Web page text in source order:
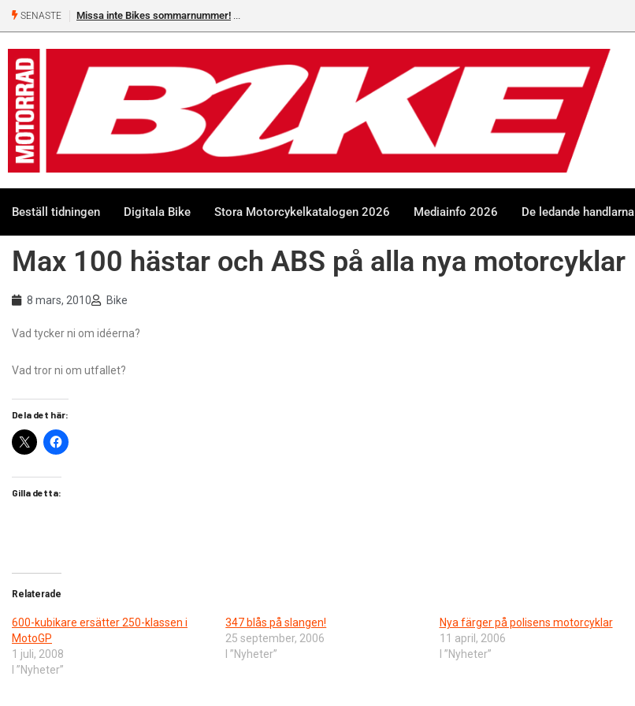
SENASTE Missa inte Bikes sommarnummer!
Beställ tidningen Digitala Bike Stora Motorcykelkatalogen 2026 Mediainfo 2026 De ledande handlarna
Max 100 hästar och ABS på alla nya motorcyklar
8 mars, 2010 Bike
Vad tycker ni om idéerna?
Vad tror ni om utfallet?
Dela det här:
Gilla detta:
Relaterade
600-kubikare ersätter 250-klassen i
MotoGP
1 juli, 2008
I ”Nyheter”
347 blås på slangen!
25 september, 2006
I ”Nyheter”
Nya färger på polisens motorcyklar
11 april, 2006
I ”Nyheter”